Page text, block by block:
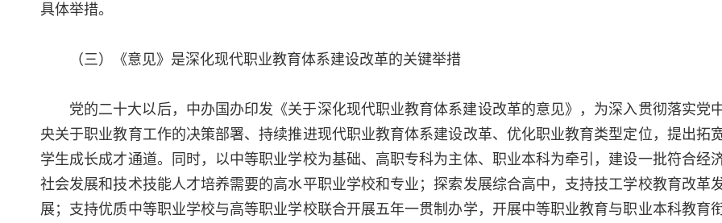
具体举措。
（三）《意见》是深化现代职业教育体系建设改革的关键举措
党的二十大以后，中办国办印发《关于深化现代职业教育体系建设改革的意见》，为深入贯彻落实党
央关于职业教育工作的决策部署、持续推进现代职业教育体系建设改革、优化职业教育类型定位，提出拓
学生成长成才通道。同时，以中等职业学校为基础、高职专科为主体、职业本科为牵引，建设一批符合经
社会发展和技术技能人才培养需要的高水平职业学校和专业；探索发展综合高中，支持技工学校教育改革
展；支持优质中等职业学校与高等职业学校联合开展五年一贯制办学，开展中等职业教育与职业本科教育